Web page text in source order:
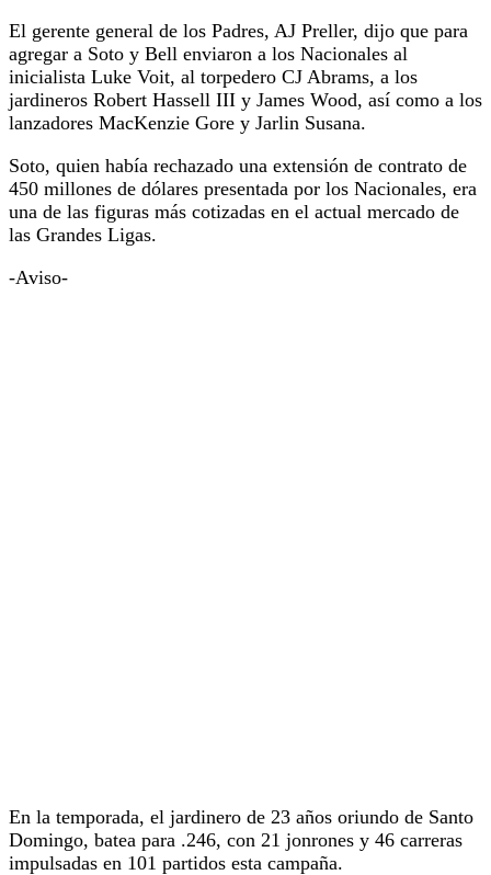
El gerente general de los Padres, AJ Preller, dijo que para
agregar a Soto y Bell enviaron a los Nacionales al
inicialista Luke Voit, al torpedero CJ Abrams, a los
jardineros Robert Hassell III y James Wood, así como a los
lanzadores MacKenzie Gore y Jarlin Susana.
Soto, quien había rechazado una extensión de contrato de
450 millones de dólares presentada por los Nacionales, era
una de las figuras más cotizadas en el actual mercado de
las Grandes Ligas.
-Aviso-
En la temporada, el jardinero de 23 años oriundo de Santo
Domingo, batea para .246, con 21 jonrones y 46 carreras
impulsadas en 101 partidos esta campaña.